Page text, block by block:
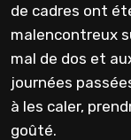
de cadres ont
malencontreux
mal de dos et
journées
à les caler,
goûté.